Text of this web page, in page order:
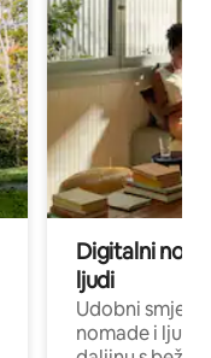
Digitalni
ljudi
Udobni
nomade i ljude